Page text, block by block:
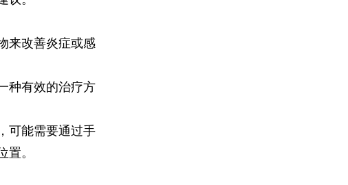
来改善炎症或感
种有效的治疗方
可能需要通过手
。